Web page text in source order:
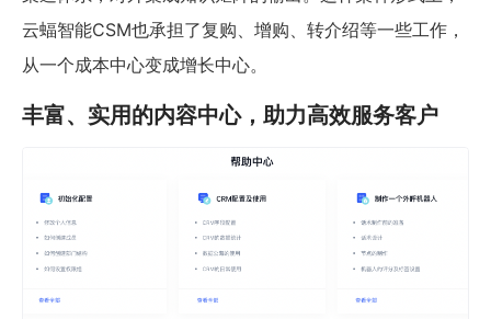
云蝠智能CSM也承担了复购、增购、转介绍等一些工作，
从一个成本中心变成增长中心。
丰富、实用的内容中心，助力高效服务客户